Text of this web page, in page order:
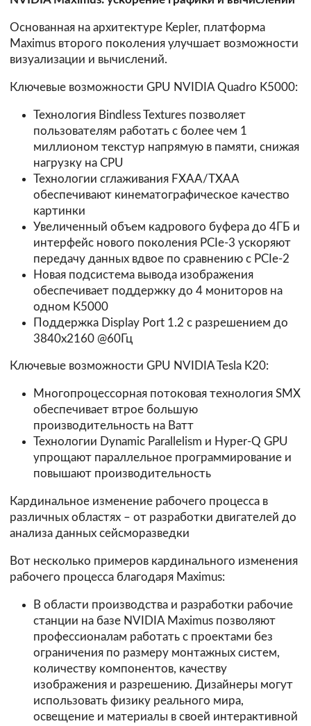
Основанная на архитектуре Kepler, платформа
Maximus второго поколения улучшает возможности
визуализации и вычислений.
Ключевые возможности GPU NVIDIA Quadro K5000:
Технология Bindless Textures позволяет
пользователям работать с более чем 1
миллионом текстур напрямую в памяти, снижая
нагрузку на CPU
Технологии сглаживания FXAA/TXAA
обеспечивают кинематографическое качество
картинки
Увеличенный объем кадрового буфера до 4ГБ и
интерфейс нового поколения PCIe-3 ускоряют
передачу данных вдвое по сравнению с PCIe-2
Новая подсистема вывода изображения
обеспечивает поддержку до 4 мониторов на
одном K5000
Поддержка Display Port 1.2 с разрешением до
3840x2160 @60Гц
Ключевые возможности GPU NVIDIA Tesla K20:
Многопроцессорная потоковая технология SMX
обеспечивает втрое большую
производительность на Ватт
Технологии Dynamic Parallelism и Hyper-Q GPU
упрощают параллельное программирование и
повышают производительность
Кардинальное изменение рабочего процесса в
различных областях – от разработки двигателей до
анализа данных сейсморазведки
Вот несколько примеров кардинального изменения
рабочего процесса благодаря Maximus:
В области производства и разработки рабочие
станции на базе NVIDIA Maximus позволяют
профессионалам работать с проектами без
ограничения по размеру монтажных систем,
количеству компонентов, качеству
изображения и разрешению. Дизайнеры могут
использовать физику реального мира,
освещение и материалы в своей интерактивной